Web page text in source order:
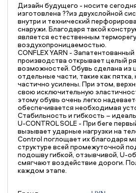
Дизайн будущего - носите
изготовлена ??из двухслойной
внутри и технический
снаружи. Благодаря такой
является естественным
воздухопроницаемостью.
CONFLEX YARN -
производства открывает целый
возможностей. Обувь сделана из
отдельные части, такие как пятка,
частично усилены. При этом,
свою исключительную
этому обувь очень легко
обеспечивается необходимая
Стабильность и гибкость –
U-CONTROL SOLE - При беге
вызывает ударные нагрузки на
Control поглощает их благодаря
структуре всей промежуточной
подошву гибкой, отзывчивой, U-
смягчают воздействие дороги.
каждом этапе.